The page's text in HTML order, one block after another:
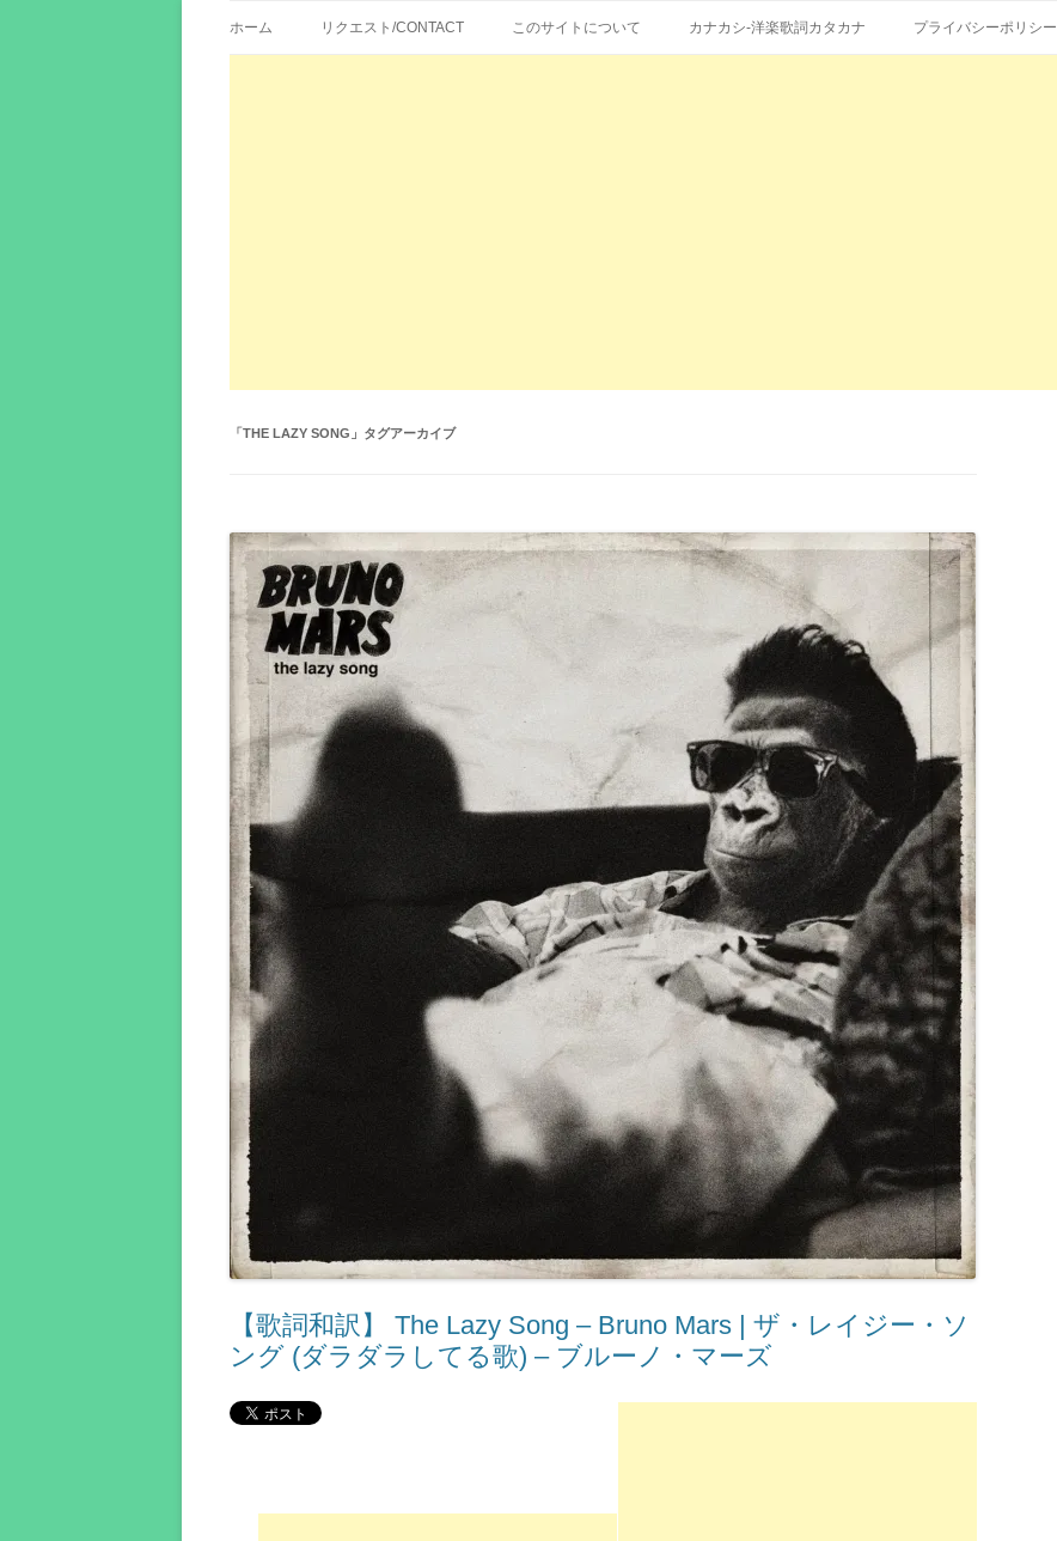
エイカシ | 洋楽歌詞の和訳、英語の意味、読み方
ン
ン
ホーム リクエスト/CONTACT このサイトについて カナカシ-洋楽歌詞カタカナ プライバシーポリシー
「THE LAZY SONG 」タグアーカイブ
【歌詞和訳】 The Lazy Song – Bruno Mars | ザ・レイジー・ソ
ング (ダラダラしてる歌) – ブルーノ・マーズ